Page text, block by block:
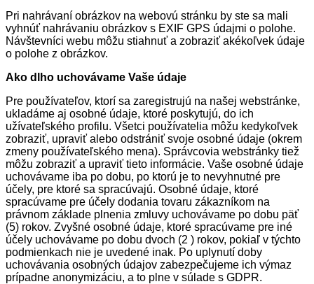
Pri nahrávaní obrázkov na webovú stránku by ste sa mali
vyhnúť nahrávaniu obrázkov s EXIF GPS údajmi o polohe.
Návštevníci webu môžu stiahnuť a zobraziť akékoľvek údaje
o polohe z obrázkov.
Ako dlho uchovávame Vaše údaje
Pre používateľov, ktorí sa zaregistrujú na našej webstránke,
ukladáme aj osobné údaje, ktoré poskytujú, do ich
užívateľského profilu. Všetci používatelia môžu kedykoľvek
zobraziť, upraviť alebo odstrániť svoje osobné údaje (okrem
zmeny používateľského mena). Správcovia webstránky tiež
môžu zobraziť a upraviť tieto informácie. Vaše osobné údaje
uchovávame iba po dobu, po ktorú je to nevyhnutné pre
účely, pre ktoré sa spracúvajú. Osobné údaje, ktoré
spracúvame pre účely dodania tovaru zákazníkom na
právnom základe plnenia zmluvy uchovávame po dobu päť
(5) rokov. Zvyšné osobné údaje, ktoré spracúvame pre iné
účely uchovávame po dobu dvoch (2 ) rokov, pokiaľ v týchto
podmienkach nie je uvedené inak. Po uplynutí doby
uchovávania osobných údajov zabezpečujeme ich výmaz
prípadne anonymizáciu, a to plne v súlade s GDPR.